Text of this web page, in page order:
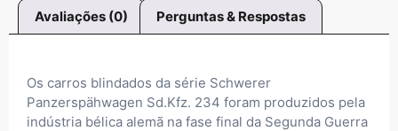
Avaliações (0) Perguntas & Respostas
Os carros blindados da série Schwerer
Panzerspähwagen Sd.Kfz. 234 foram produzidos pela
indústria bélica alemã na fase final da Segunda Guerra